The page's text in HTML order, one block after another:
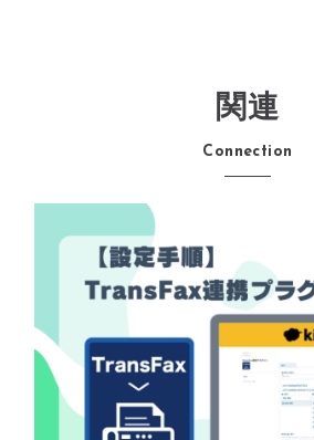
関連
Connection